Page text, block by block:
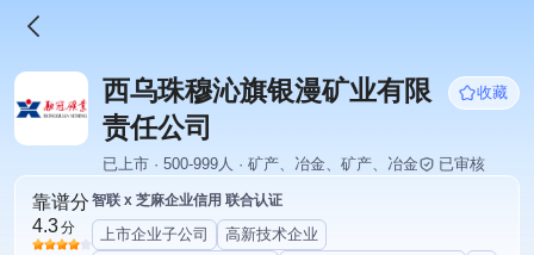
西乌珠穆沁旗银漫矿业有限
责任公司
收藏
已上市 · 500-999人 · 矿产、冶金、矿产、冶金 已审核
靠谱分
4.3分
智联 x 芝麻企业信用 联合认证
上市企业子公司
高新技术企业